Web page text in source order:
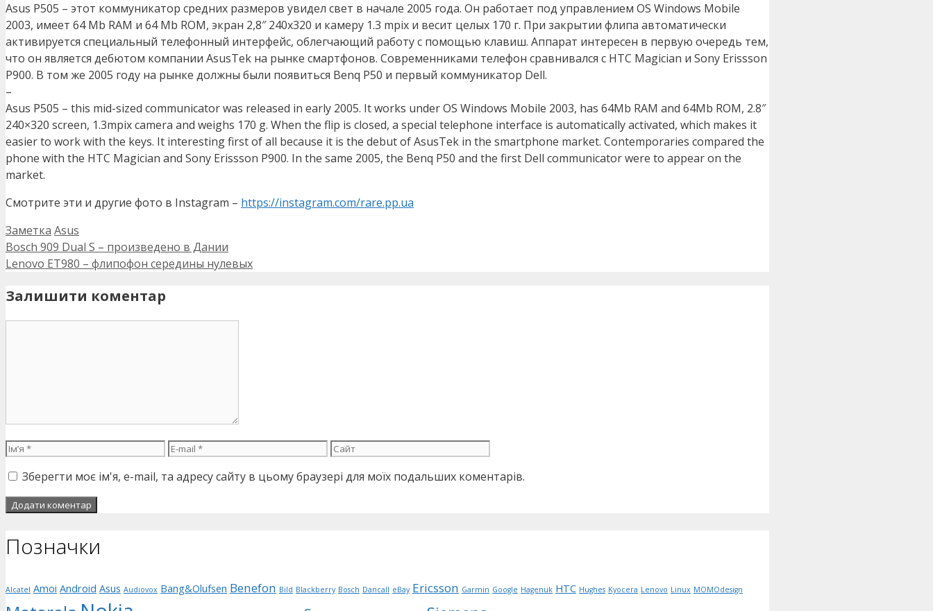
Asus P505 – этот коммуникатор средних размеров увидел свет в начале 2005 года. Он работает под управлением OS Windows Mobile
2003, имеет 64 Mb RAM и 64 Mb ROM, экран 2,8″ 240х320 и камеру 1.3 mpix и весит целых 170 г. При закрытии флипа автоматически
активируется специальный телефонный интерфейс, облегчающий работу с помощью клавиш. Аппарат интересен в первую очередь тем,
что он является дебютом компании AsusTek на рынке смартфонов. Современниками телефон сравнивался с HTC Magician и Sony Erissson
P900. В том же 2005 году на рынке должны были появиться Benq P50 и первый коммуникатор Dell.
–
Asus P505 – this mid-sized communicator was released in early 2005. It works under OS Windows Mobile 2003, has 64Mb RAM and 64Mb ROM, 2.8″
240×320 screen, 1.3mpix camera and weighs 170 g. When the flip is closed, a special telephone interface is automatically activated, which makes it
easier to work with the keys. It interesting first of all because it is the debut of AsusTek in the smartphone market. Contemporaries compared the
phone with the HTC Magician and Sony Erissson P900. In the same 2005, the Benq P50 and the first Dell communicator were to appear on the
market.
Смотрите эти и другие фото в Instagram – https://instagram.com/rare.pp.ua
Категорії
Заметка Позначки
Asus
Bosch 909 Dual S – произведено в Дании
Lenovo ET980 – флипофон середины нулевых
Залишити коментар
Ім’я
E-
Сайт
Зберегти моє ім'я, e-mail, та адресу сайту в цьому браузері для моїх подальших коментарів.
Позначки
Alcatel Amoi Android Asus Audiovox Bang&Olufsen Benefon Bild Blackberry Bosch Dancall eBay Ericsson Garmin Google Hagenuk HTC Hughes Kyocera Lenovo Linux MOMOdesign